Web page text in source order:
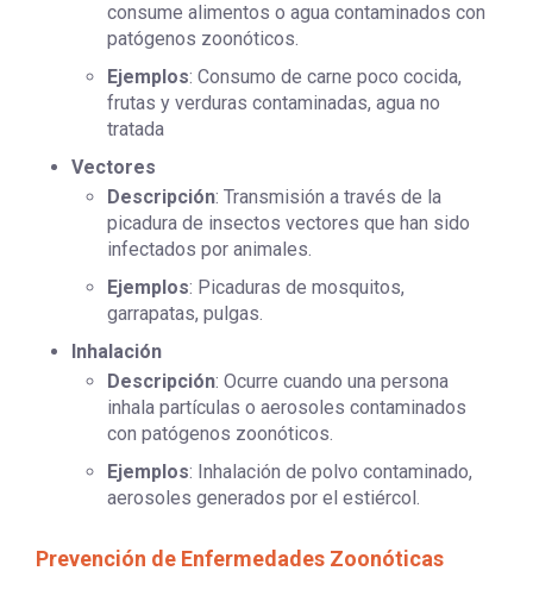
consume alimentos o agua contaminados con
patógenos zoonóticos.
Ejemplos: Consumo de carne poco cocida,
frutas y verduras contaminadas, agua no
tratada
Vectores
Descripción: Transmisión a través de la
picadura de insectos vectores que han sido
infectados por animales.
Ejemplos: Picaduras de mosquitos,
garrapatas, pulgas.
Inhalación
Descripción: Ocurre cuando una persona
inhala partículas o aerosoles contaminados
con patógenos zoonóticos.
Ejemplos: Inhalación de polvo contaminado,
aerosoles generados por el estiércol.
Prevención de Enfermedades Zoonóticas